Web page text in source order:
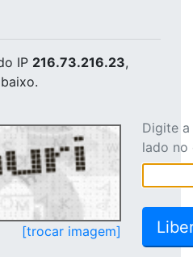
IP 216.73.216.23,
[trocar imagem]
Digite
lado no